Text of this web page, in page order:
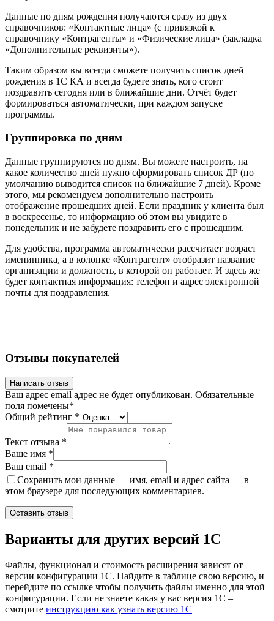
Данные по дням рождения получаются сразу из двух
справочников: «Контактные лица» (с привязкой к
справочнику «Контрагенты» и «Физические лица» (закладка
«Дополнительные реквизиты»).
Таким образом вы всегда сможете получить список дней
рождения в 1С КА и всегда будете знать, кого стоит
поздравить сегодня или в ближайшие дни. Отчёт будет
формироваться автоматически, при каждом запуске
программы.
Группировка по дням
Данные группируются по дням. Вы можете настроить, на
какое количество дней нужно сформировать список ДР (по
умолчанию выводится список на ближайшие 7 дней). Кроме
этого, мы рекомендуем дополнительно настроить
отображение прошедших дней. Если праздник у клиента был
в воскресенье, то информацию об этом вы увидите в
понедельник и не забудете поздравить его с прошедшим.
Для удобства, программа автоматически рассчитает возраст
именинника, а в колонке «Контрагент» отобразит название
организации и должность, в которой он работает. И здесь же
будет контактная информация: телефон и адрес электронной
почты для поздравления.
Отзывы покупателей
Написать отзыв
Ваш адрес email адрес не будет опубликован. Обязательные
поля помечены*
Общий рейтинг *
Текст отзыва *
Ваше имя *
Ваш email *
Сохранить мои данные — имя, email и адрес сайта — в
этом браузере для последующих комментариев.
Варианты для других версий 1С
Файлы, функционал и стоимость расширения зависят от
версии конфигурации 1С. Найдите в таблице свою версию, и
перейдите по ссылке чтобы получить файлы именно для этой
конфигурации. Если не знаете какая у вас версия 1С –
смотрите инструкцию как узнать версию 1С